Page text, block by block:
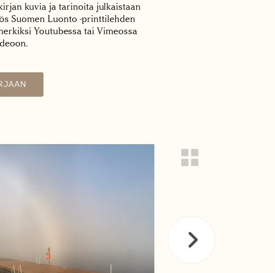
kuvia ja tarinoita julkaistaan
Suomen Luonto -printtilehden
Youtubessa tai Vimeossa